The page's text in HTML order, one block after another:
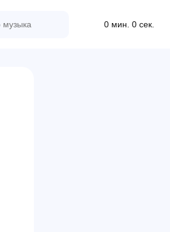
0 мин. 0 сек.